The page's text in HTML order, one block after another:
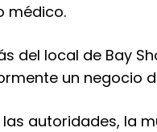
médico.
del local de Bay
un negocio
las autoridades, la